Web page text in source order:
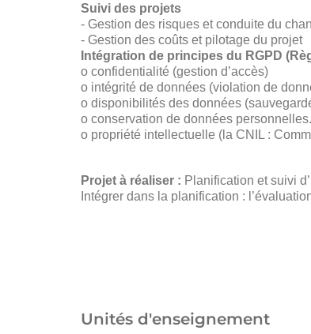
Suivi des projets
- Gestion des risques et conduite du
- Gestion des coûts et pilotage du projet
Intégration de principes du RGPD
o confidentialité (gestion d’accès)
o intégrité de données (violation de
o disponibilités des données
o conservation de données
o propriété intellectuelle (la CNIL :
Projet à réaliser : Planification et suivi
Intégrer dans la planification :
Unités d'enseignement